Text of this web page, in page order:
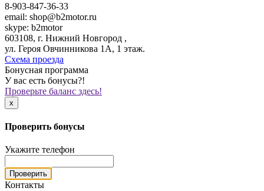
8-903-847-36-33
email: shop@b2motor.ru
skype: b2motor
603108, г. Нижний Новгород ,
ул. Героя Овчинникова 1А, 1 этаж.
Схема проезда
Бонусная программа
У вас есть бонусы?!
Проверьте баланс здесь!
x
Проверить бонусы
Укажите телефон
Проверить
Контакты